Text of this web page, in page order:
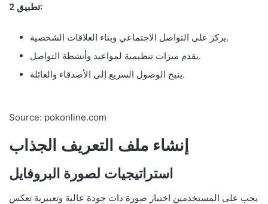
تطبيق 2:
يركز على التواصل الاجتماعي وبناء العلاقات الشخصية.
يقدم ميزات تنظيمية لمواعيد وأنشطة التواصل.
يتيح الوصول السريع إلى الأصدقاء والعائلة.
Source: pokonline.com
إنشاء ملف التعريف الجذاب
استراتيجيات لصورة البروفايل
يجب على المستخدمين اختيار صورة ذات جودة عالية وتعبيرية تعكس